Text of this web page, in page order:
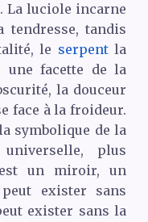
La luciole incarne
tendresse, tandis
le serpentla
une facette de la
la douceur
face à la froideur.
symbolique de la
plus
est un miroir, un
exister sans
exister sans la